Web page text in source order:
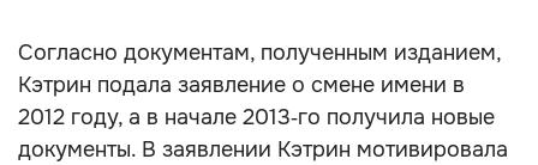
Согласно документам, полученным изданием,
Кэтрин подала заявление о смене имени в
2012 году, а в начале 2013‑го получила новые
документы. В заявлении Кэтрин мотивировала